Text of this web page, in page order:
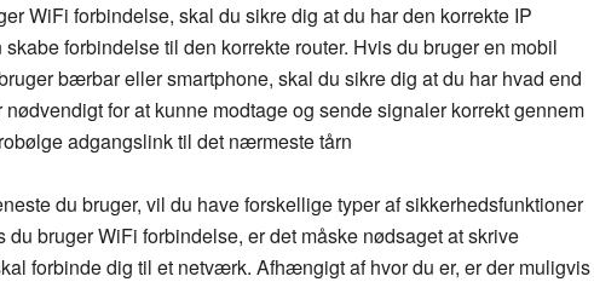
WiFi forbindelse, skal du sikre dig at du har den korrekte IP
forbindelse til den korrekte router. Hvis du bruger en mobil
bærbar eller smartphone, skal du sikre dig at du har hvad end
for at kunne modtage og sende signaler korrekt gennem
adgangslink til det nærmeste tårn
du bruger, vil du have forskellige typer af sikkerhedsfunktioner
bruger WiFi forbindelse, er det måske nødsaget at skrive
forbinde dig til et netværk. Afhængigt af hvor du er, er der muligvis